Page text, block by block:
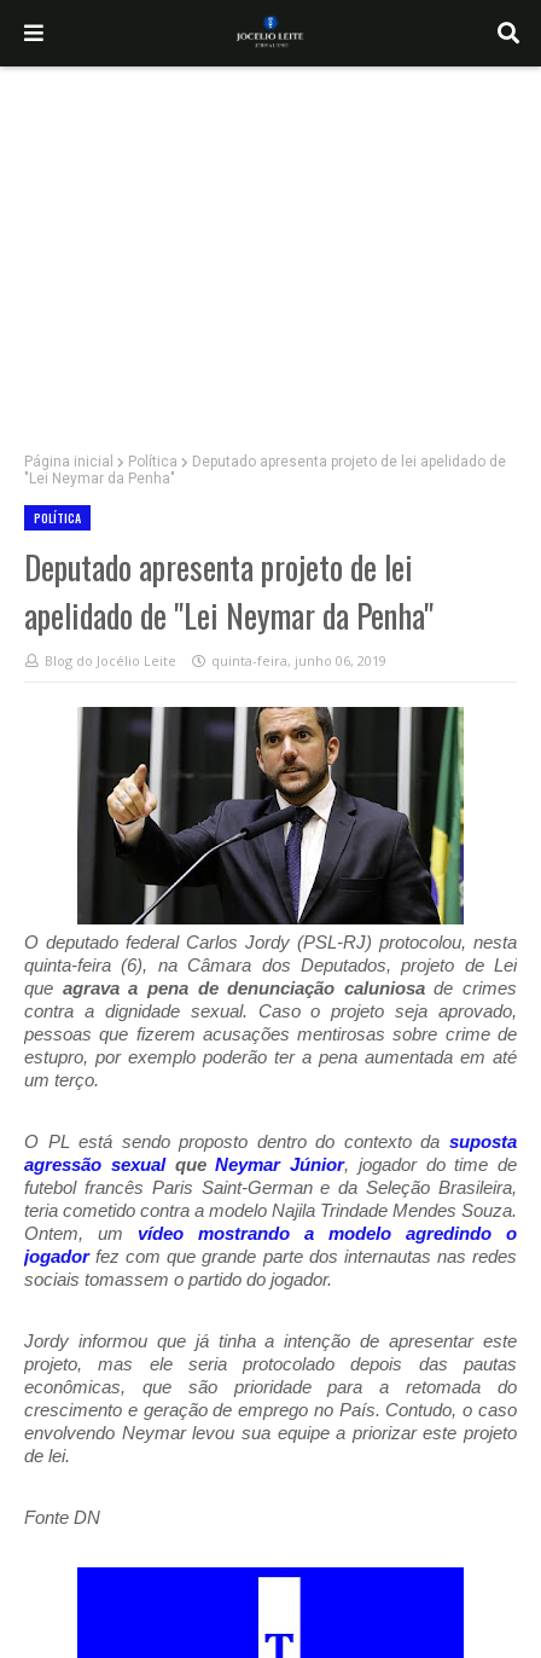
Página inicial Política
Deputado apresenta projeto de lei apelidado de
"Lei Neymar da Penha"
POLÍTICA
Deputado apresenta projeto de lei
apelidado de "Lei Neymar da Penha"
Blog do Jocélio Leite quinta-feira, junho 06, 2019
O deputado federal Carlos Jordy (PSL-RJ) protocolou, nesta
quinta-feira (6), na Câmara dos Deputados, projeto de Lei
que agrava a pena de denunciação caluniosade crimes
contra a dignidade sexual. Caso o projeto seja aprovado,
pessoas que fizerem acusações mentirosas sobre crime de
estupro, por exemplo poderão ter a pena aumentada em até
um terço.
O PL está sendo proposto dentro do contexto da suposta
agressão sexualqueNeymar Júnior, jogador do time de
futebol francês Paris Saint-German e da Seleção Brasileira,
teria cometido contra a modelo Najila Trindade Mendes Souza.
Ontem, um vídeo mostrando a modelo agredindo o
jogadorfez com que grande parte dos internautas nas redes
sociais tomassem o partido do jogador.
Jordy informou que já tinha a intenção de apresentar este
projeto, mas ele seria protocolado depois das pautas
econômicas, que são prioridade para a retomada do
crescimento e geração de emprego no País. Contudo, o caso
envolvendo Neymar levou sua equipe a priorizar este projeto
de lei.
Fonte DN